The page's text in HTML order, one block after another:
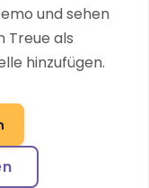
und sehen
Treue als
hinzufügen.